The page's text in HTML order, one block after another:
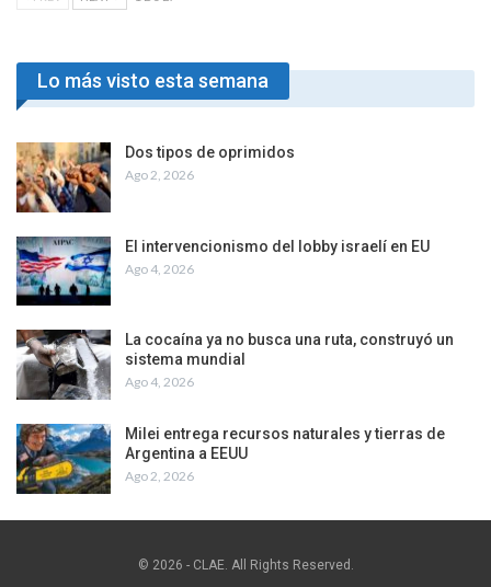
Lo más visto esta semana
Dos tipos de oprimidos
Ago 2, 2026
El intervencionismo del lobby israelí en EU
Ago 4, 2026
La cocaína ya no busca una ruta, construyó un
sistema mundial
Ago 4, 2026
Milei entrega recursos naturales y tierras de
Argentina a EEUU
Ago 2, 2026
© 2026 - CLAE. All Rights Reserved.